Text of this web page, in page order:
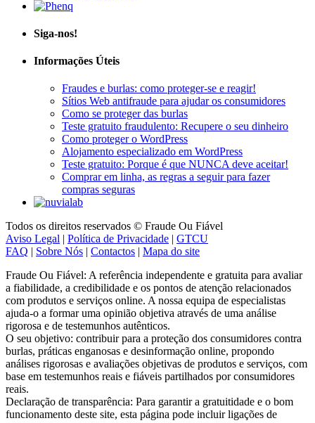
Siga-nos!
Informações Úteis
Fraudes e burlas: como proteger-se e reagir!
Sítios Web antifraude para ajudar os consumidores
Como se proteger das burlas
Teste gratuito fraudulento: Recupere o seu dinheiro
Como proteger o WordPress
Alojamento especializado em WordPress
Teste gratuito: Porque é que NUNCA deve aceitar!
Comprar em linha, as regras a seguir para fazer
compras seguras
Todos os direitos reservados © Fraude Ou Fiável
Aviso Legal | Política de Privacidade | GTCU
FAQ | Sobre Nós | Contactos | Mapa do site
Fraude Ou Fiável: A referência independente e gratuita para avaliar
a fiabilidade, a credibilidade e os pontos de atenção relacionados
com produtos e serviços online. A nossa equipa de especialistas
ajuda-o a formar uma opinião objetiva através de uma análise
rigorosa e de testemunhos autênticos.
O seu objetivo: contribuir para a proteção dos consumidores contra
burlas, práticas enganosas e desinformação online, propondo
análises rigorosas e avaliações objetivas de produtos e serviços, com
base em testemunhos reais e fiáveis partilhados por consumidores
reais.
Declaração de transparência: Para garantir a gratuitidade e o bom
funcionamento deste site, esta página pode incluir ligações de